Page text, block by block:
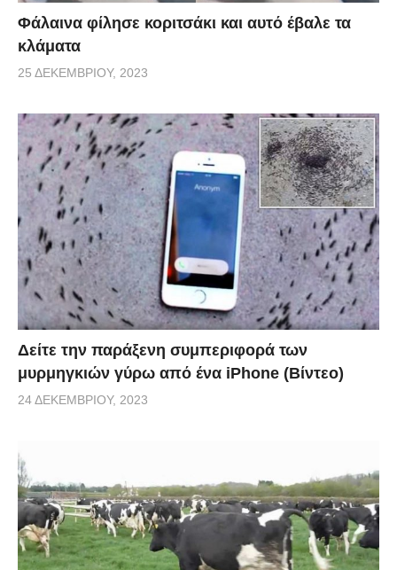
Φάλαινα φίλησε κοριτσάκι και αυτό έβαλε τα
κλάματα
25 ΔΕΚΕΜΒΡΊΟΥ, 2023
Δείτε την παράξενη συμπεριφορά των
μυρμηγκιών γύρω από ένα iPhone (Βίντεο)
24 ΔΕΚΕΜΒΡΊΟΥ, 2023